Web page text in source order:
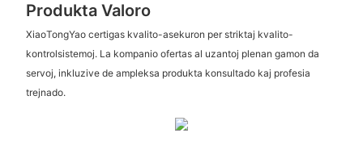
Produkta Valoro
XiaoTongYao certigas kvalito-asekuron per striktaj kvalito-
kontrolsistemoj. La kompanio ofertas al uzantoj plenan gamon da
servoj, inkluzive de ampleksa produkta konsultado kaj profesia
trejnado.